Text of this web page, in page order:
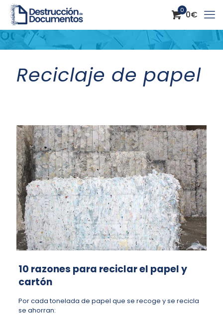
0 0€
Reciclaje de papel
10 razones para reciclar el papel y
cartón
Por cada tonelada de papel que se recoge y se recicla
se ahorran: